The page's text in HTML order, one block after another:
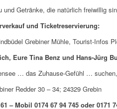
und Getränke, die natürlich freiwillig
und Ticketreservierung:
Grebiner Mühle, Tourist-Infos
Eure Tina Benz und Hans-Jürg
… das Zuhause-Gefühl …
Redder 30 – 34; 24329 Grebin
– Mobil 0174 67 94 745 oder 0171